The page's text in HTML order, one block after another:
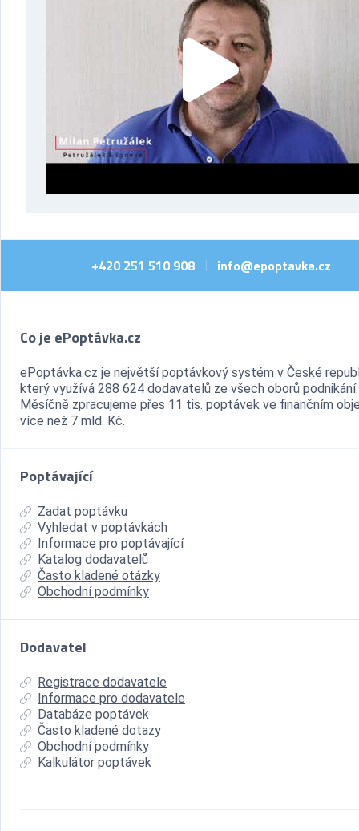
+420 251 510 908 info@epoptavka.cz
Co je ePoptávka.cz
ePoptávka.cz je největší poptávkový systém v České
který využívá 288 624 dodavatelů ze všech oborů podnikání.
Měsíčně zpracujeme přes 11 tis. poptávek ve finančním
více než 7 mld. Kč.
Poptávající
Zadat poptávku
Vyhledat v poptávkách
Informace pro poptávající
Katalog dodavatelů
Často kladené otázky
Obchodní podmínky
Dodavatel
Registrace dodavatele
Informace pro dodavatele
Databáze poptávek
Často kladené dotazy
Obchodní podmínky
Kalkulátor poptávek